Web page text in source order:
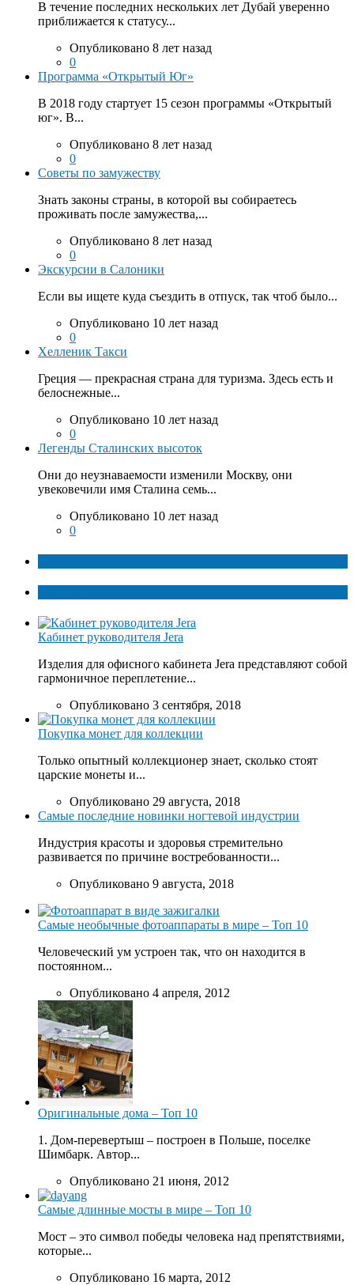
В течение последних нескольких лет Дубай уверенно
приближается к статусу...
Опубликовано 8 лет назад
0
Программа «Открытый Юг»
В 2018 году стартует 15 сезон программы «Открытый
юг». В...
Опубликовано 8 лет назад
0
Советы по замужеству
Знать законы страны, в которой вы собираетесь
проживать после замужества,...
Опубликовано 8 лет назад
0
Экскурсии в Салоники
Если вы ищете куда съездить в отпуск, так чтоб было...
Опубликовано 10 лет назад
0
Хелленик Такси
Греция — прекрасная страна для туризма. Здесь есть и
белоснежные...
Опубликовано 10 лет назад
0
Легенды Сталинских высоток
Они до неузнаваемости изменили Москву, они
увековечили имя Сталина семь...
Опубликовано 10 лет назад
0
Кабинет руководителя Jera
Изделия для офисного кабинета Jera представляют собой
гармоничное переплетение...
Опубликовано 3 сентября, 2018
Покупка монет для коллекции
Только опытный коллекционер знает, сколько стоят
царские монеты и...
Опубликовано 29 августа, 2018
Самые последние новинки ногтевой индустрии
Индустрия красоты и здоровья стремительно
развивается по причине востребованности...
Опубликовано 9 августа, 2018
Самые необычные фотоаппараты в мире – Топ 10
Человеческий ум устроен так, что он находится в
постоянном...
Опубликовано 4 апреля, 2012
Оригинальные дома – Топ 10
1. Дом-перевертыш – построен в Польше, поселке
Шимбарк. Автор...
Опубликовано 21 июня, 2012
Самые длинные мосты в мире – Топ 10
Мост – это символ победы человека над препятствиями,
которые...
Опубликовано 16 марта, 2012